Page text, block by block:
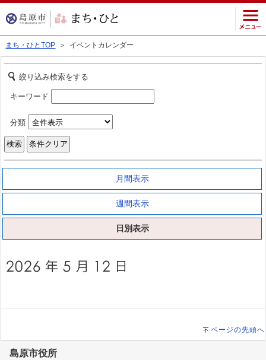
まち・ひとTOP ＞ イベントカレンダー
絞り込み検索をする
キーワード
分類
月間表示
週間表示
日別表示
ページの先頭へ
島原市役所